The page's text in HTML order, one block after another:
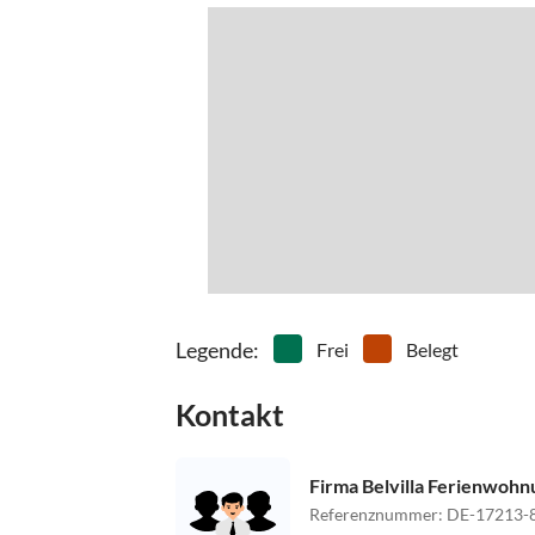
Legende: Frei Belegt
Kontakt
Firma Belvilla
Referenznummer: DE-17213-